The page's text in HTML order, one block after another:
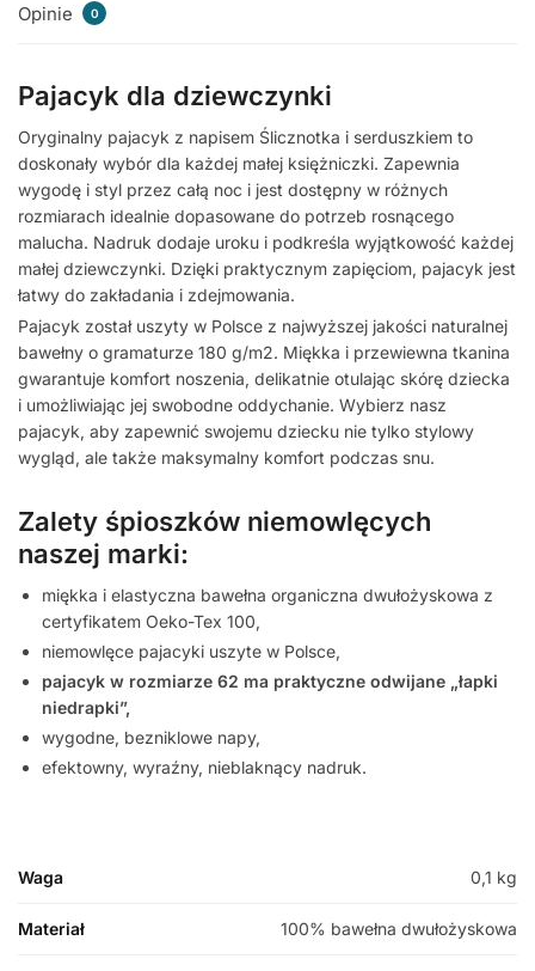
Opinie 0
Pajacyk dla dziewczynki
Oryginalny pajacyk z napisem Ślicznotka i serduszkiem to
doskonały wybór dla każdej małej księżniczki. Zapewnia
wygodę i styl przez całą noc i jest dostępny w różnych
rozmiarach idealnie dopasowane do potrzeb rosnącego
malucha. Nadruk dodaje uroku i podkreśla wyjątkowość każdej
małej dziewczynki. Dzięki praktycznym zapięciom, pajacyk jest
łatwy do zakładania i zdejmowania.
Pajacyk został uszyty w Polsce z najwyższej jakości naturalnej
bawełny o gramaturze 180 g/m2. Miękka i przewiewna tkanina
gwarantuje komfort noszenia, delikatnie otulając skórę dziecka
i umożliwiając jej swobodne oddychanie. Wybierz nasz
pajacyk, aby zapewnić swojemu dziecku nie tylko stylowy
wygląd, ale także maksymalny komfort podczas snu.
Zalety śpioszków niemowlęcych
naszej marki:
miękka i elastyczna bawełna organiczna dwułożyskowa z
certyfikatem Oeko-Tex 100,
niemowlęce pajacyki uszyte w Polsce,
pajacyk w rozmiarze 62 ma praktyczne odwijane „łapki
niedrapki”,
wygodne, bezniklowe napy,
efektowny, wyraźny, nieblaknący nadruk.
Waga 0,1 kg
Materiał 100% bawełna dwułożyskowa